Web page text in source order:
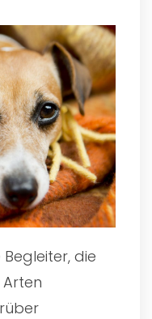
die